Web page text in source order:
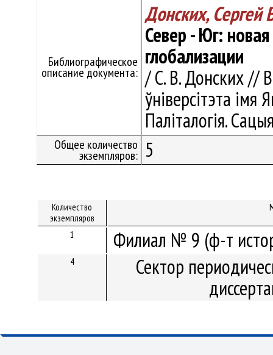
Библиографическое
описание документа:
Донских, Сергей
Север - Юг:
глобализации
/ С. В. Донских //
ўніверсітэта імя
Паліталогія.
Общее количество
экземпляров: 5
Количество
экземпляров
1 Филиал № 9 (ф-т
4
Сектор